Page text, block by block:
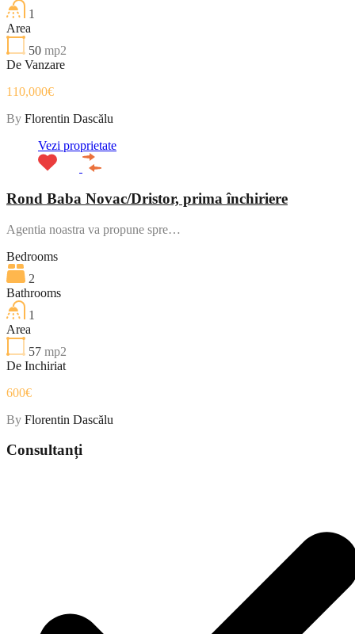
1
Area
50 mp2
De Vanzare
110,000€
By Florentin Dascălu
Vezi proprietate
Rond Baba Novac/Dristor, prima închiriere
Agentia noastra va propune spre…
Bedrooms
2
Bathrooms
1
Area
57 mp2
De Inchiriat
600€
By Florentin Dascălu
Consultanți